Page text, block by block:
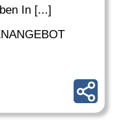
In [...]